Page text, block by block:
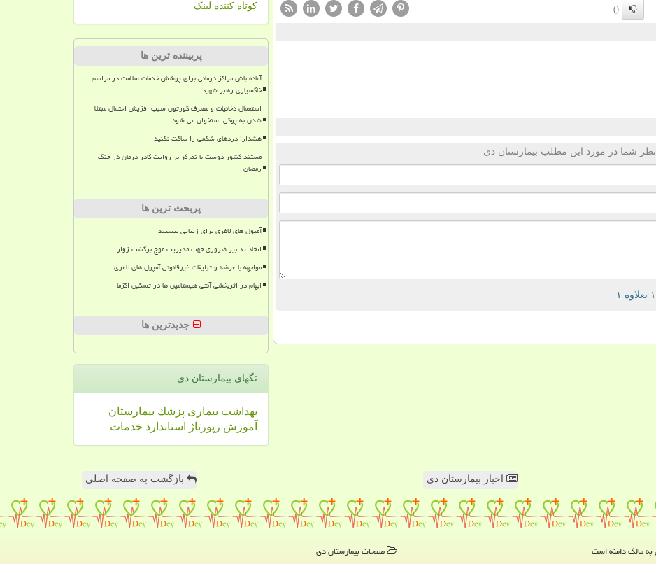
()
نظر شما در مورد این مطلب بیمارستان دی
کوتاه کننده لینک
پربیننده ترین ها
آماده باش مراکز درمانی برای پوشش خدمات سلامت در مراسم
خاکسپاری رهبر شهید
استعمال دخانیات و مصرف کورتون سبب افزیش احتمال مبتلا
شدن به پوکی استخوان می شود
هشدار! دردهای شکمی را ساکت نکنید
مستند کشور دوست با تمرکز بر روایت کادر درمان در جنگ
رمضان
پربحث ترین ها
آمپول های لاغری برای زیبایی نیستند
اتخاذ تدابیر ضروری جهت مدیریت موج برگشت زوار
مواجهه با عرضه و تبلیغات غیرقانونی آمپول های لاغری
ابهام در اثربخشی آنتی هیستامین ها در تسکین اگزما
جدیدترین ها
تگهای بیمارستان دی
بهداشت بیماری پزشك بیمارستان
آموزش رپورتاژ استاندارد خدمات
اخبار بیمارستان دی بازگشت به صفحه اصلی
صفحات بیمارستان دی